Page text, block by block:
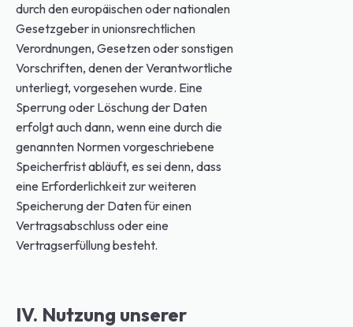
durch den europäischen oder nationalen
Gesetzgeber in unionsrechtlichen
Verordnungen, Gesetzen oder sonstigen
Vorschriften, denen der Verantwortliche
unterliegt, vorgesehen wurde. Eine
Sperrung oder Löschung der Daten
erfolgt auch dann, wenn eine durch die
genannten Normen vorgeschriebene
Speicherfrist abläuft, es sei denn, dass
eine Erforderlichkeit zur weiteren
Speicherung der Daten für einen
Vertragsabschluss oder eine
Vertragserfüllung besteht.
IV. Nutzung unserer